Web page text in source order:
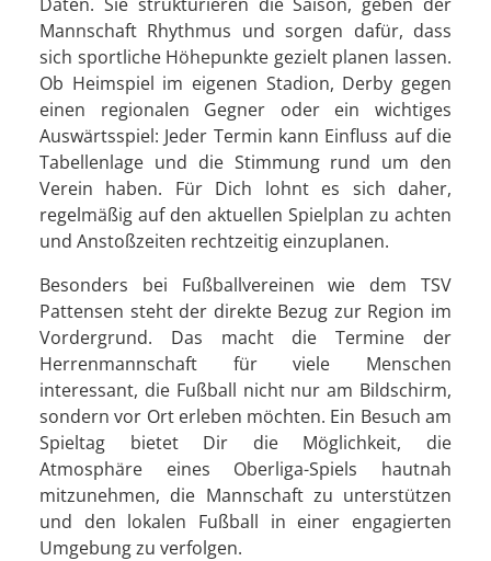
Mannschaft Rhythmus und sorgen dafür, dass
sich sportliche Höhepunkte gezielt planen lassen.
Ob Heimspiel im eigenen Stadion, Derby gegen
einen regionalen Gegner oder ein wichtiges
Auswärtsspiel: Jeder Termin kann Einfluss auf die
Tabellenlage und die Stimmung rund um den
Verein haben. Für Dich lohnt es sich daher,
regelmäßig auf den aktuellen Spielplan zu achten
und Anstoßzeiten rechtzeitig einzuplanen.
Besonders bei Fußballvereinen wie dem TSV
Pattensen steht der direkte Bezug zur Region im
Vordergrund. Das macht die Termine der
Herrenmannschaft für viele Menschen
interessant, die Fußball nicht nur am Bildschirm,
sondern vor Ort erleben möchten. Ein Besuch am
Spieltag bietet Dir die Möglichkeit, die
Atmosphäre eines Oberliga-Spiels hautnah
mitzunehmen, die Mannschaft zu unterstützen
und den lokalen Fußball in einer engagierten
Umgebung zu verfolgen.